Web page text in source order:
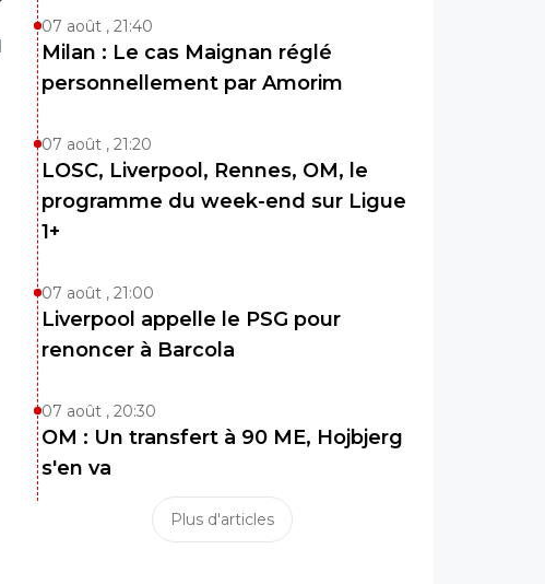
07 août , 21:40
Milan : Le cas Maignan réglé
personnellement par Amorim
07 août , 21:20
LOSC, Liverpool, Rennes, OM, le
programme du week-end sur Ligue
1+
07 août , 21:00
Liverpool appelle le PSG pour
renoncer à Barcola
07 août , 20:30
OM : Un transfert à 90 ME, Hojbjerg
s'en va
Plus d'articles